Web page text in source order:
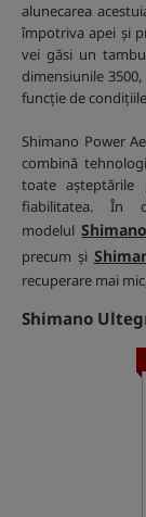
alunecarea
împotriva apei și
vei găsi un
dimensiunile
funcție de
Shimano Power
combină
toate așteptările
fiabilitatea. În
modelul
precum și
recuperare mai
Shimano